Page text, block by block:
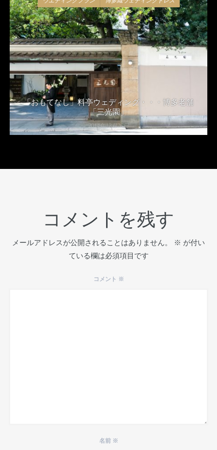
「おもてなし」料亭ウェディング・・・博多老舗
「三光園」
2014年12月26日
コメントを残す
メールアドレスが公開されることはありません。 ※ が付い
ている欄は必須項目です
コメント ※
名前 ※